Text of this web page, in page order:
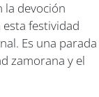
la devoción
festividad
Es una parada
zamorana y el